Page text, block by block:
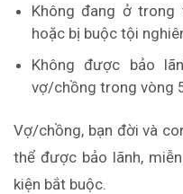
Không đang ở trong
hoặc bị buộc tội
Không được bảo
vợ/chồng trong vòng
Vợ/chồng, bạn đời và
thể được bảo lãnh,
kiện bắt buộc.